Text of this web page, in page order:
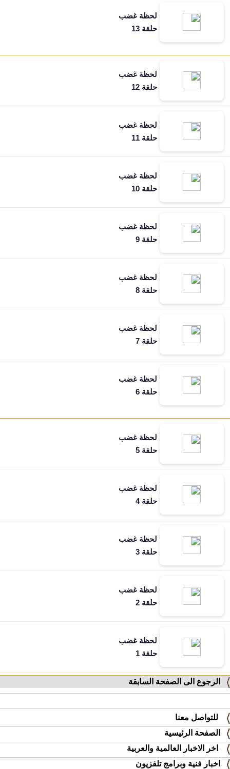
لحظة غضب
حلقة 13
لحظة غضب
حلقة 12
لحظة غضب
حلقة 11
لحظة غضب
حلقة 10
لحظة غضب
حلقة 9
لحظة غضب
حلقة 8
لحظة غضب
حلقة 7
لحظة غضب
حلقة 6
لحظة غضب
حلقة 5
لحظة غضب
حلقة 4
لحظة غضب
حلقة 3
لحظة غضب
حلقة 2
لحظة غضب
حلقة 1
الرجوع الى الصفحة السابقة
للتواصل معنا
الصفحة الرئيسية
اخر الاخبار العالمية والعربية
اخبار فنية وبرامج تلفزيون